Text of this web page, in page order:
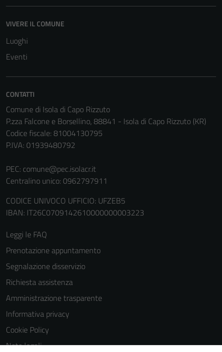
VIVERE IL COMUNE
Luoghi
Eventi
CONTATTI
Comune di Isola di Capo Rizzuto
P.zza Falcone e Borsellino, 88841 - Isola di Capo Rizzuto (KR)
Codice fiscale: 81004130795
P.IVA: 01939480792
PEC: comune@pec.isolacr.it
Centralino unico: 0962797911
CODICE UNIVOCO UFFICIO: UFZEB5
IBAN: IT26C0709142610000000003223
Leggi le FAQ
Prenotazione appuntamento
Segnalazione disservizio
Richiesta assistenza
Amministrazione trasparente
Informativa privacy
Cookie Policy
Note legali
Tecnici
Questi cookie
disabilitati.
una serie di